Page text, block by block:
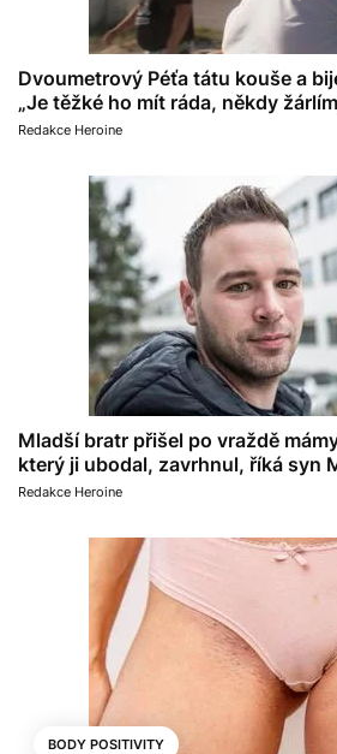
Dvoumetrový Péťa tátu kouše a
„Je těžké ho mít ráda, někdy
Redakce Heroine
Mladší bratr přišel po vraždě
který ji ubodal, zavrhnul, říká syn
Redakce Heroine
BODY POSITIVITY